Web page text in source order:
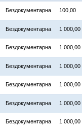
Бездокументарна 100,00
Бездокументарна 1 000,00
Бездокументарна 1 000,00
Бездокументарна 1 000,00
Бездокументарна 1 000,00
Бездокументарна 1 000,00
Бездокументарна 1 000,00